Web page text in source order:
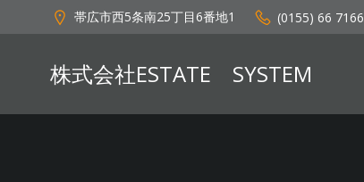
ン
へ
帯広市西5条南25丁目6番地1 (0155) 66 7166
株式会社ESTATE SYSTEM